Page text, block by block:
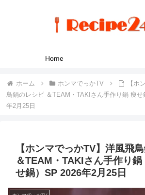
Home
ホーム ホンマでっかTV
【ホ
鳥鍋のレシピ ＆TEAM・TAKIさん手作り鍋 痩
年2月25日
【ホンマでっかTV】洋風飛
＆TEAM・TAKIさん手作り
せ鍋）SP 2026年2月25日